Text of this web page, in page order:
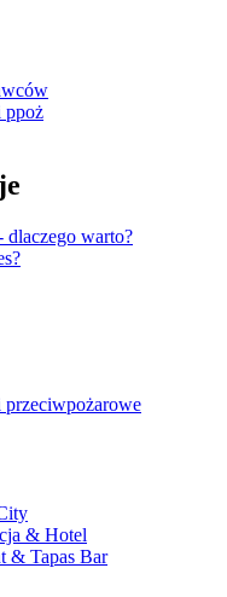
ppoż
warto?
przeciwpożarowe
& Hotel
& Tapas Bar